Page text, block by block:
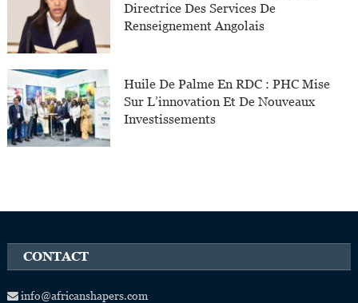
Directrice Des Services De
Renseignement Angolais
Huile De Palme En RDC : PHC Mise
Sur L’innovation Et De Nouveaux
Investissements
CONTACT
info@africanshapers.com